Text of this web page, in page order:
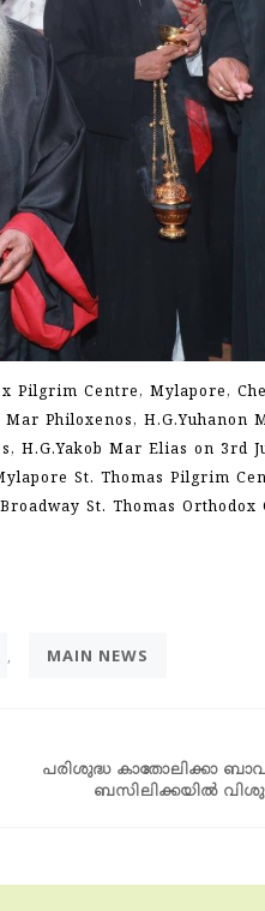
Pilgrim Centre, Mylapore,
Philoxenos, H.G.Yuhanon
H.G.Yakob Mar Elias on 3rd
St. Thomas Pilgrim
St. Thomas Orthodox
, MAIN NEWS
പരിശുദ്ധ കാതോലിക്കാ
ബസിലിക്കയില്‍